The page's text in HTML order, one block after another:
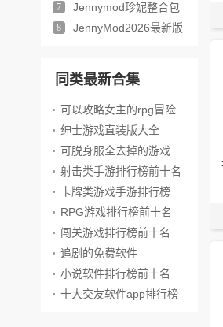
7 Jennymod珍妮整合包
8 JennyMod2026最新版
同类最新合集
可以攻略女主的rpg冒险
游戏
绅士游戏直装版大全
可脱身服全去掉的游戏
射击类手游排行榜前十名
卡牌类游戏手游排行榜
RPG游戏排行榜前十名
闯关游戏排行榜前十名
追剧的免费软件
小说软件排行榜前十名
十大交友软件app排行榜